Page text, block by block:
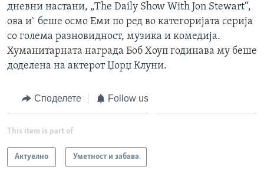
дневни настани, „The Daily Show With Jon Stewart“,
ова и` беше осмо Еми по ред во категоријата сериja
со голема разновидност, музика и комедија.
Хуманитарната награда Боб Хоуп годинава му беше
доделена на актерот Џорџ Клуни.
Споделете Follow us
This item is part of
Актуелно Уметност и забава